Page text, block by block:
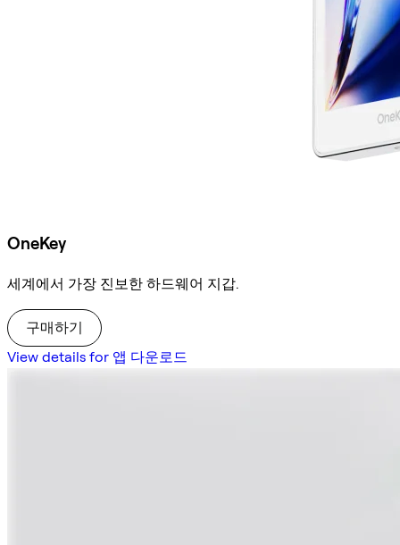
OneKey
세계에서 가장 진보한 하드웨어 지갑.
구매하기
View details for 앱 다운로드